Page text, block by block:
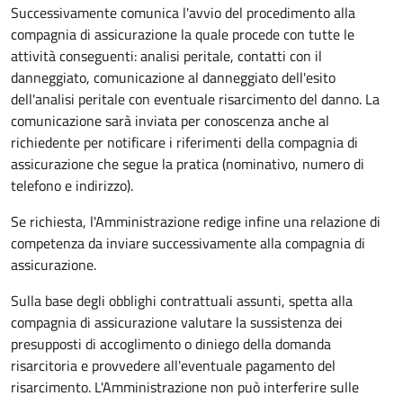
Successivamente comunica l'avvio del procedimento alla
compagnia di assicurazione la quale procede con tutte le
attività conseguenti: analisi peritale, contatti con il
danneggiato, comunicazione al danneggiato dell'esito
dell'analisi peritale con eventuale risarcimento del danno. La
comunicazione sarà inviata per conoscenza anche al
richiedente per notificare i riferimenti della compagnia di
assicurazione che segue la pratica (nominativo, numero di
telefono e indirizzo).
Se richiesta, l'Amministrazione redige infine una relazione di
competenza da inviare successivamente alla compagnia di
assicurazione.
Sulla base degli obblighi contrattuali assunti, spetta alla
compagnia di assicurazione valutare la sussistenza dei
presupposti di accoglimento o diniego della domanda
risarcitoria e provvedere all'eventuale pagamento del
risarcimento. L'Amministrazione non può interferire sulle